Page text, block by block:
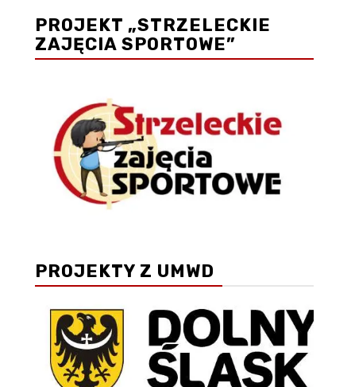
PROJEKT „STRZELECKIE
ZAJĘCIA SPORTOWE”
PROJEKTY Z UMWD